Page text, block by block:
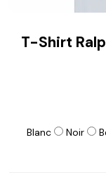
T-Shirt
Blanc
Noir